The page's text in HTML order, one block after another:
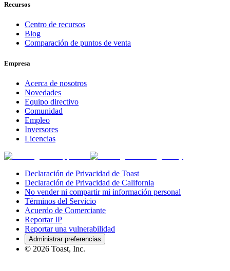
Recursos
Centro de recursos
Blog
Comparación de puntos de venta
Empresa
Acerca de nosotros
Novedades
Equipo directivo
Comunidad
Empleo
Inversores
Licencias
Declaración de Privacidad de Toast
Declaración de Privacidad de California
No vender ni compartir mi información personal
Términos del Servicio
Acuerdo de Comerciante
Reportar IP
Reportar una vulnerabilidad
Administrar preferencias
© 2026 Toast, Inc.